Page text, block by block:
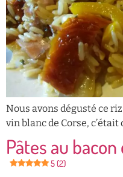
Nous avons dégusté ce
vin blanc de Corse, c’était
Pâtes au
5 (2)